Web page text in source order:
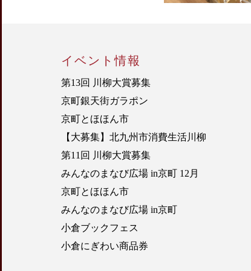
イベント情報
第13回 川柳大賞募集
京町銀天街ガラポン
京町とほほん市
【大募集】北九州市消費生活川柳
第11回 川柳大賞募集
みんなのまなび広場 in京町 12月
京町とほほん市
みんなのまなび広場 in京町
小倉ブックフェス
小倉にぎわい商品券